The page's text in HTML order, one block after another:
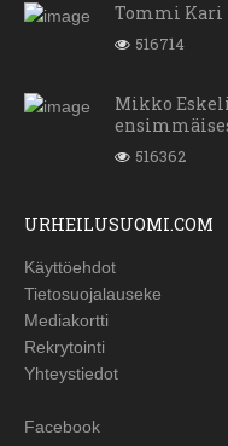
Tommi Kari
516714
Mikko
516362
URHEILUSUOMI.COM
Käyttöehdot
Tietosuojalauseke
Mediakortti
Rekrytointi
Yhteystiedot
Facebook